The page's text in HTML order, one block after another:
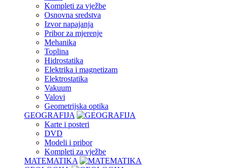
Kompleti za vježbe
Osnovna sredstva
Izvor napajanja
Pribor za mjerenje
Mehanika
Toplina
Hidrostatika
Elektrika i magnetizam
Elektrostatika
Vakuum
Valovi
Geometrijska optika
GEOGRAFIJA
Karte i posteri
DVD
Modeli i pribor
Kompleti za vježbe
MATEMATIKA